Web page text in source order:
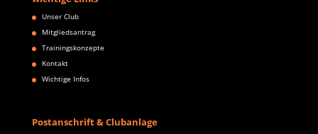
Unser Club
Mitgliedsantrag
Trainingskonzepte
Kontakt
Wichtige Infos
Postanschrift & Clubanlage